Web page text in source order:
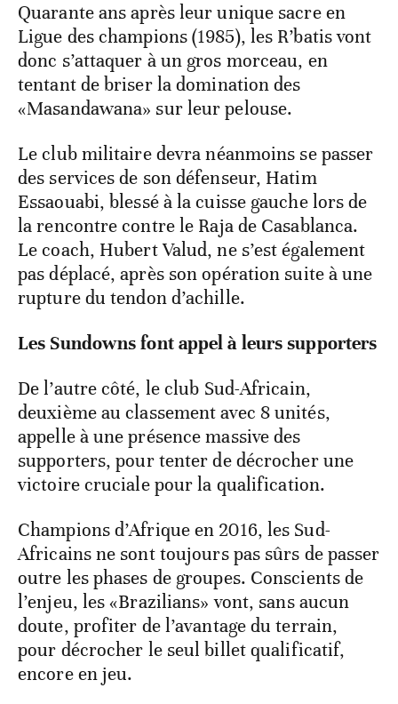
Quarante ans après leur unique sacre en
Ligue des champions (1985), les R’batis vont
donc s’attaquer à un gros morceau, en
tentant de briser la domination des
«Masandawana» sur leur pelouse.
Le club militaire devra néanmoins se passer
des services de son défenseur, Hatim
Essaouabi, blessé à la cuisse gauche lors de
la rencontre contre le Raja de Casablanca.
Le coach, Hubert Valud, ne s’est également
pas déplacé, après son opération suite à une
rupture du tendon d’achille.
Les Sundowns font appel à leurs supporters
De l’autre côté, le club Sud-Africain,
deuxième au classement avec 8 unités,
appelle à une présence massive des
supporters, pour tenter de décrocher une
victoire cruciale pour la qualification.
Champions d’Afrique en 2016, les Sud-
Africains ne sont toujours pas sûrs de passer
outre les phases de groupes. Conscients de
l’enjeu, les «Brazilians» vont, sans aucun
doute, profiter de l’avantage du terrain,
pour décrocher le seul billet qualificatif,
encore en jeu.